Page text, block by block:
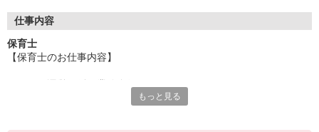
「短時間で探してる」「いずれ正職員になりたい！」
ネ！
仕事内容
保育士
【保育士のお仕事内容】
もっと見る